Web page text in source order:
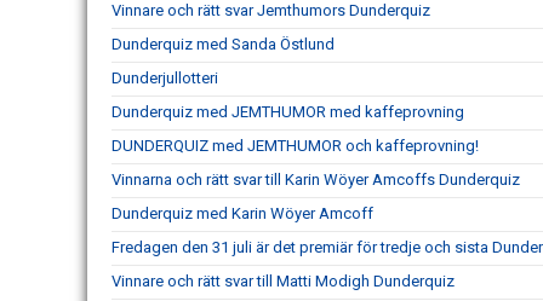
Vinnare och rätt svar Jemthumors Dunderquiz
Dunderquiz med Sanda Östlund
Dunderjullotteri
Dunderquiz med JEMTHUMOR med kaffeprovning
DUNDERQUIZ med JEMTHUMOR och kaffeprovning!
Vinnarna och rätt svar till Karin Wöyer Amcoffs Dunderquiz
Dunderquiz med Karin Wöyer Amcoff
Fredagen den 31 juli är det premiär för tredje och sista
Vinnare och rätt svar till Matti Modigh Dunderquiz